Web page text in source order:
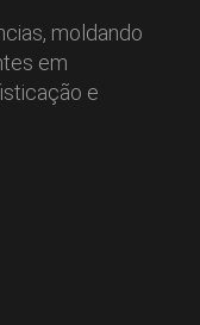
moldando
em
e